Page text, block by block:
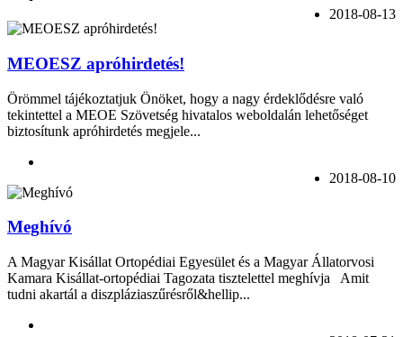
2018-08-13
MEOESZ apróhirdetés!
Örömmel tájékoztatjuk Önöket, hogy a nagy érdeklődésre való
tekintettel a MEOE Szövetség hivatalos weboldalán lehetőséget
biztosítunk apróhirdetés megjele...
2018-08-10
Meghívó
A Magyar Kisállat Ortopédiai Egyesület és a Magyar Állatorvosi
Kamara Kisállat-ortopédiai Tagozata tisztelettel meghívja Amit
tudni akartál a diszpláziaszűrésről&hellip...